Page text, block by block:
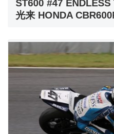
ST600 #47
光来 HONDA